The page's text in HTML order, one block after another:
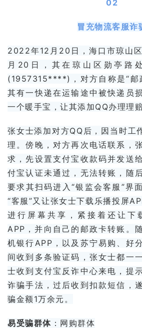
02
冒充物流客服诈
2022年12月20日，海口市琼山
月20日，其在琼山区勋亭路
(1957315****)，对方自称是“ 邮
其有一快递在运输途中被快递员
一个暖手宝，让其添加QQ办理理赔
张女士添加对方QQ后，因当时工
理。傍晚，对方再次电话联系，
求，先设置支付宝收款码并发送
付宝认证未通过，无法转账，随
要求其扫码进入“银监会客服”界
“客服”又让张女士下载 乐播投屏
进行屏幕共享，紧接着还让下
APP，并向自己的邮政卡转账。
机银行APP，以及 苏宁易购 、 好
间收到多条验证码，张女士都一
士收到支付宝反诈中心来电，提
诈骗手法，过后收到扣款短信，
骗金额1万余元。
易受骗群体 ：网购群体